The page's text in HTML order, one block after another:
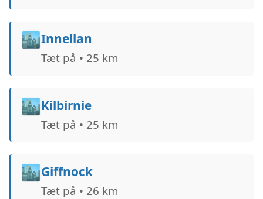
🏙️Innellan
Tæt på • 25 km
🏙️Kilbirnie
Tæt på • 25 km
🏙️Giffnock
Tæt på • 26 km